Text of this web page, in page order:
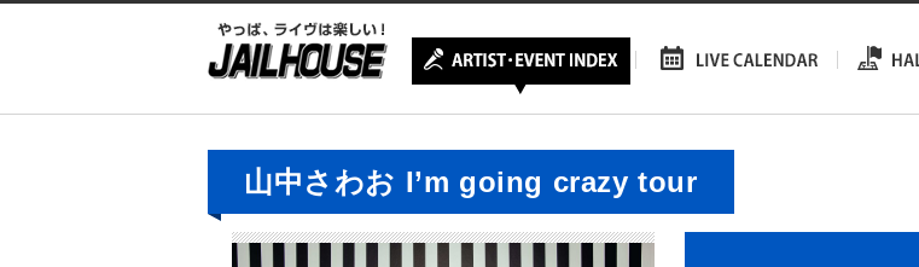
山中さわお I’m going crazy tour